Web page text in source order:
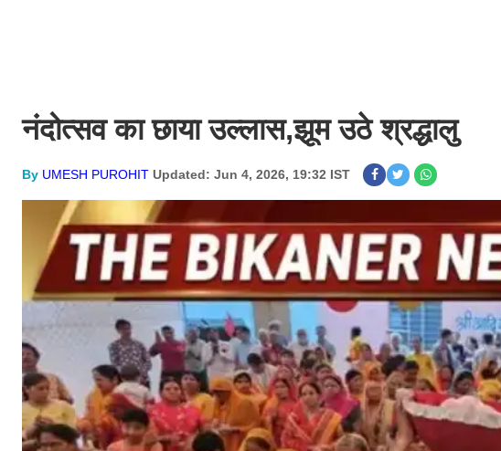
नंदोत्सव का छाया उल्लास,झूम उठे श्रद्धालु
By UMESH PUROHIT Updated: Jun 4, 2026, 19:32 IST